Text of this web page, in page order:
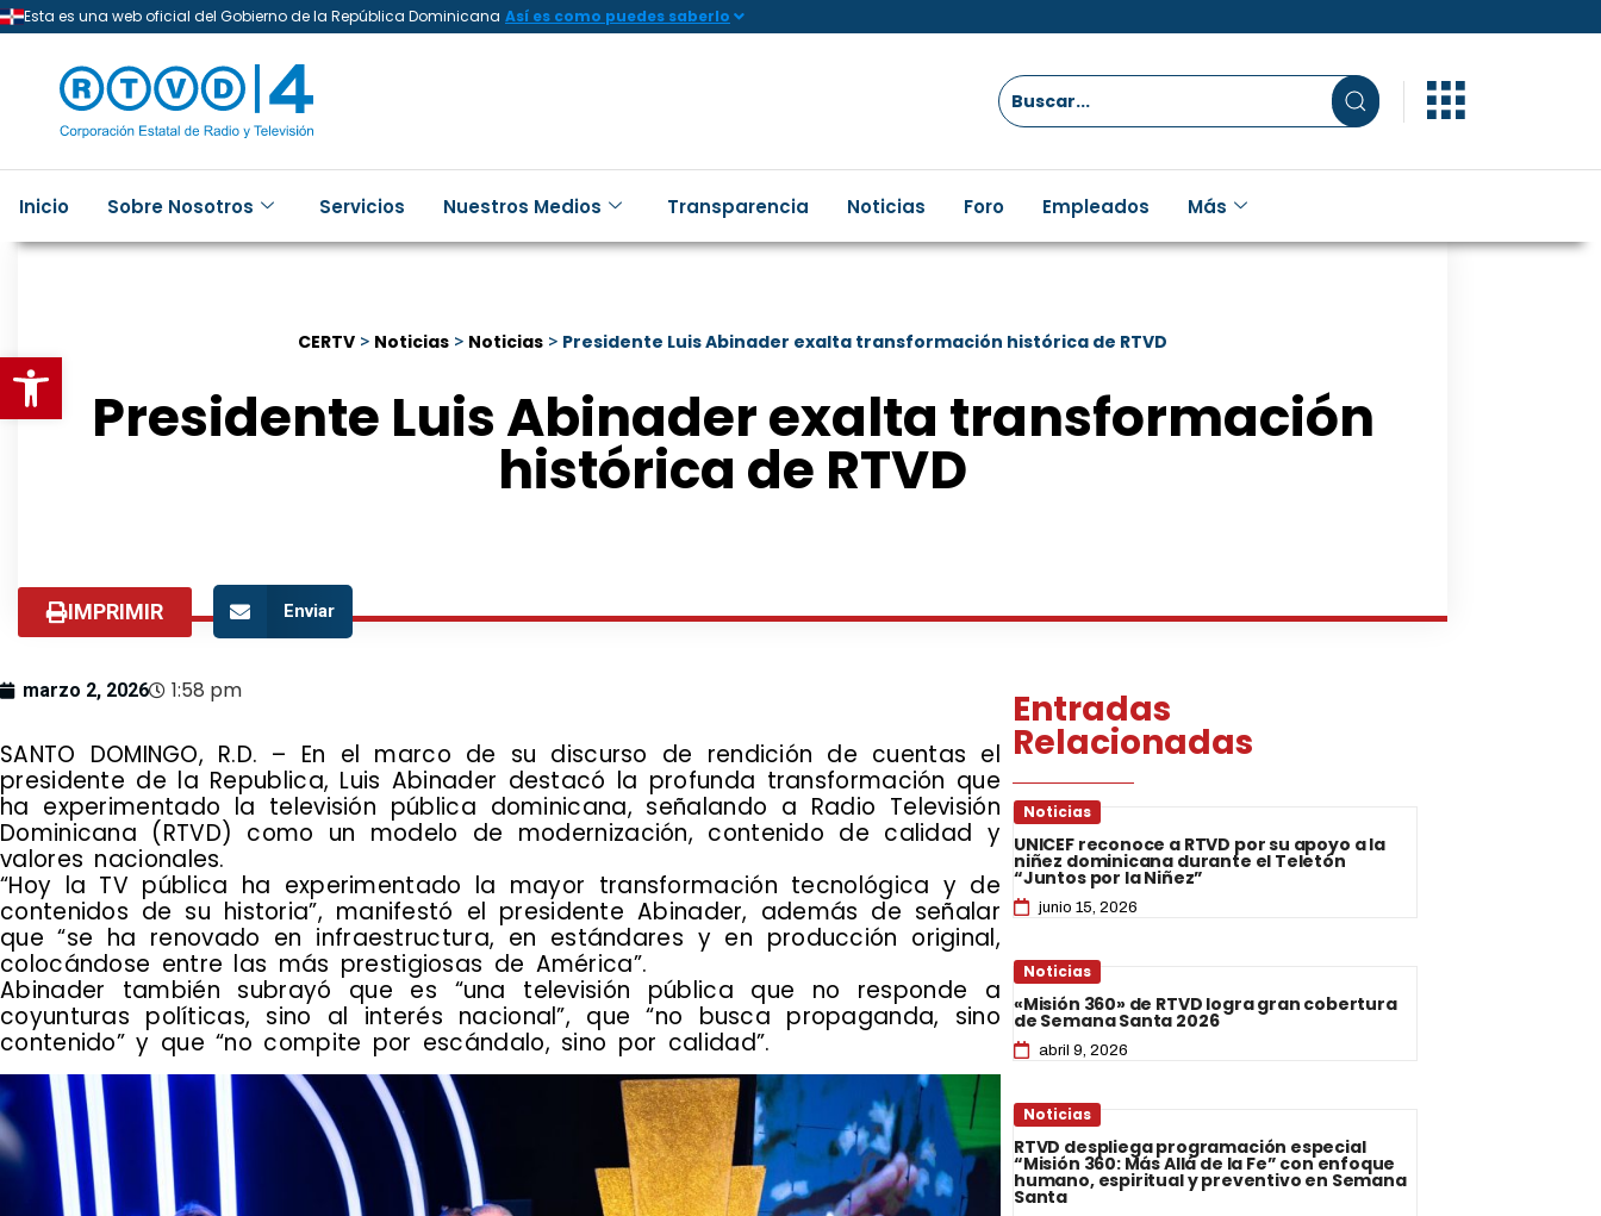
Abrir barra de herramientas
Esta es una web oficial del Gobierno de la República Dominicana Así es como puedes saberlo
Inicio Sobre Nosotros Servicios Nuestros Medios Transparencia Noticias Foro Empleados Más
CERTV > Noticias > Noticias > Presidente Luis Abinader exalta transformación histórica de RTVD
Presidente Luis Abinader exalta transformación
histórica de RTVD
Enviar
IMPRIMIR
marzo 2, 2026 1:58 pm
SANTO DOMINGO, R.D. – En el marco de su discurso de rendición de cuentas el
presidente de la Republica, Luis Abinader destacó la profunda transformación que
ha experimentado la televisión pública dominicana, señalando a Radio Televisión
Dominicana (RTVD) como un modelo de modernización, contenido de calidad y
valores nacionales.
“Hoy la TV pública ha experimentado la mayor transformación tecnológica y de
contenidos de su historia”, manifestó el presidente Abinader, además de señalar
que “se ha renovado en infraestructura, en estándares y en producción original,
colocándose entre las más prestigiosas de América”.
Abinader también subrayó que es “una televisión pública que no responde a
coyunturas políticas, sino al interés nacional”, que “no busca propaganda, sino
contenido” y que “no compite por escándalo, sino por calidad”.
Entradas
Relacionadas
Noticias
UNICEF reconoce a RTVD por su apoyo a la
niñez dominicana durante el Teletón
“Juntos por la Niñez”
junio 15, 2026
Noticias
«Misión 360» de RTVD logra gran cobertura
de Semana Santa 2026
abril 9, 2026
Noticias
RTVD despliega programación especial
“Misión 360: Más Allá de la Fe” con enfoque
humano, espiritual y preventivo en Semana
Santa